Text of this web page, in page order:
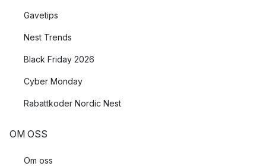
Gavetips
Nest Trends
Black Friday 2026
Cyber Monday
Rabattkoder Nordic Nest
OM OSS
Om oss